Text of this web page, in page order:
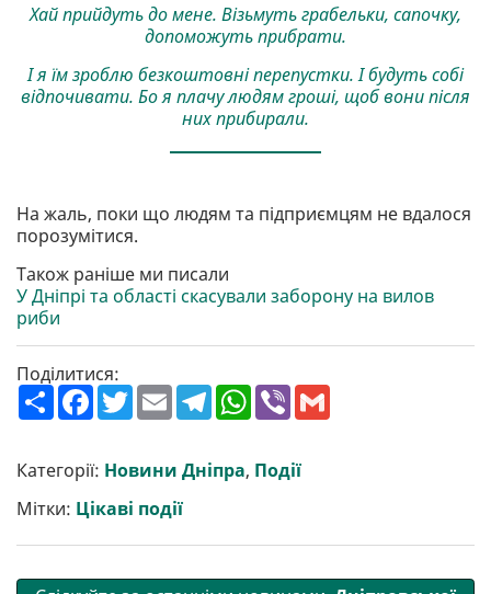
Хай прийдуть до мене. Візьмуть грабельки, сапочку,
допоможуть прибрати.
І я їм зроблю безкоштовні перепустки. І будуть собі
відпочивати. Бо я плачу людям гроші, щоб вони після
них прибирали.
На жаль, поки що людям та підприємцям не вдалося
порозумітися.
Також раніше ми писали
У Дніпрі та області скасували заборону на вилов
риби
Поділитися:
П
о
р
и
т
и
F
a
b
o
o
k
T
w
t
e
r
E
m
l
T
e
g
r
W
h
s
A
V
r
Категорії: Новини Дніпра, Події
Мітки: Цікаві події